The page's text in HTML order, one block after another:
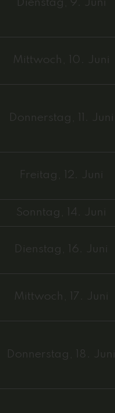
Dienstag, 9. Juni
Mittwoch, 10. Juni
Donnerstag, 11. Juni
Freitag, 12. Juni
Sonntag, 14. Juni
Dienstag, 16. Juni
Mittwoch, 17. Juni
Donnerstag, 18. Juni